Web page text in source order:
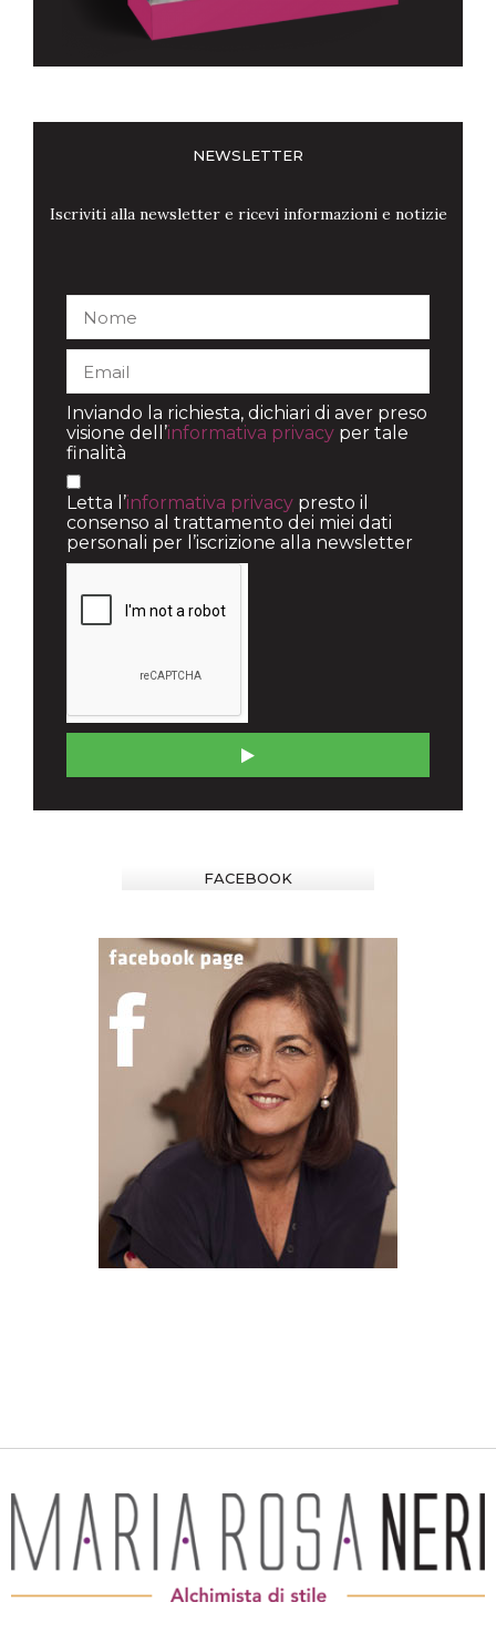
NEWSLETTER
Iscriviti alla newsletter e ricevi informazioni e notizie
Inviando la richiesta, dichiari di aver preso
visione dell’informativa privacy per tale
finalità
Letta l’informativa privacy presto il
consenso al trattamento dei miei dati
personali per l’iscrizione alla newsletter
FACEBOOK